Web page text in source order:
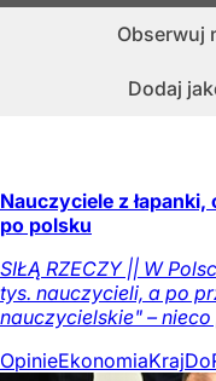
Obserwuj
Dodaj
Nauczyciele z
po polsku
SIŁĄ RZECZY || W
tys. nauczycieli, a po
nauczycielskie" –
OpinieEkonomiaKraj